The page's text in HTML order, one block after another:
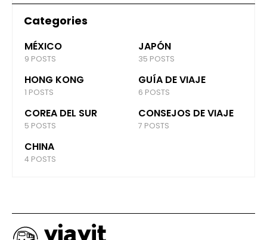
Categories
MÉXICO
9 POSTS
JAPÓN
35 POSTS
HONG KONG
1 POSTS
GUÍA DE VIAJE
6 POSTS
COREA DEL SUR
5 POSTS
CONSEJOS DE VIAJE
7 POSTS
CHINA
4 POSTS